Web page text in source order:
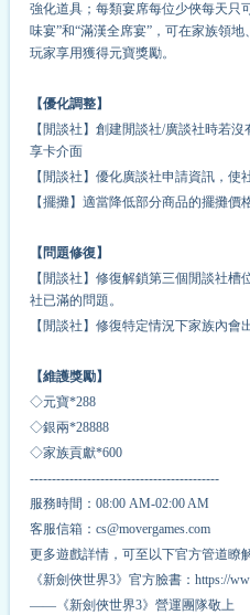
強化道具；每類宴席每位少俠每天只
味宴”和“滿漢全席宴”，可在家族領
玩家享用獲得元寶獎勵。
【優化調整】
【閒談社】創建閒談社/廣談社時若
享卡介面
【閒談社】優化廣談社申請資訊，使
【擺攤】適當降低部分商品的擺攤價
【問題修復】
【閒談社】修復解鎖第三個閒談社
社已滿的問題。
【閒談社】修復特定情況下家族內會
【維護獎勵】
◇元寶*288
◇銀兩*28888
◇家族貢獻*600
-------------------------------------------
服務時間：08:00 AM-02:00 AM
客服信箱：cs@movergames.com
更多遊戲詳情，可至以下官方管道瞭
《新劍俠世界3》官方臉書：https://
——《新劍俠世界3》營運團隊敬上